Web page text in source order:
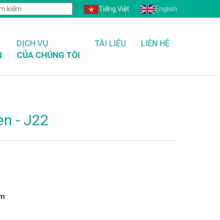
Tiếng Việt English
DỊCH VỤ
CỦA CHÚNG TÔI
TÀI LIỆU LIÊN HỆ
- J22